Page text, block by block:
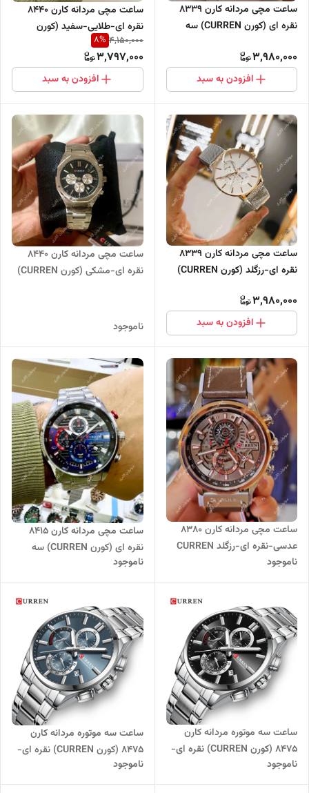
ساعت مچی مردانه کارن 8339
نقره ای (کورن CURREN) سه
3,980,000
افزودن به سبد
ساعت مچی مردانه کارن 8440
نقره ای-طلایی-سفید (کورن
CURREN) سه موتور فعال
4,150,000
8%
3,797,000
افزودن به سبد
ساعت مچی مردانه کارن 8339
نقره ای-رزگلد (کورن CURREN)
3,980,000
افزودن به سبد
ساعت مچی مردانه کارن 8440
نقره ای-مشکی (کورن CURREN)
ناموجود
ساعت مچی مردانه کارن 8380
عدسی-نقره ای-رزگلد CURREN
سه موتور فعال
ناموجود
ساعت مچی مردانه کارن 8415
نقره ای (کورن CURREN) سه
موتور فعال
ناموجود
ساعت سه موتوره مردانه کارن
8475 (کورن CURREN) نقره ای-
مشکی
ناموجود
ساعت سه موتوره مردانه کارن
8475 (کورن CURREN) نقره ای-
سربی
ناموجود